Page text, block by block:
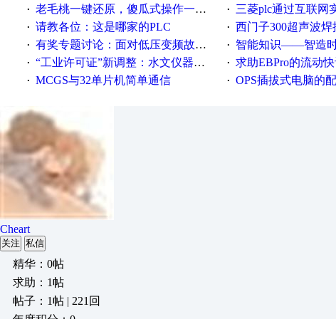
· 老毛桃一键还原，傻瓜式操作一键轻松备份还原；程序为向导式安装，一键即可实现自动备份或还原系统。 · 三菱plc通过互联网实现plc远程编
· 请教各位：这是哪家的PLC · 西门子300超声波焊接
· 有奖专题讨论：面对低压变频故障，老手是这样解决的！ · 智能知识——智造时代，工厂再
· “工业许可证”新调整：水文仪器等19类产品取消事前生产许可 · 求助EBPro的流动
· MCGS与32单片机简单通信 · OPS插拔式电脑的
Cheart
关注 私信
精华：0帖
求助：1帖
帖子：1帖 | 221回